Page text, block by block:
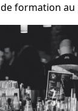
formation au